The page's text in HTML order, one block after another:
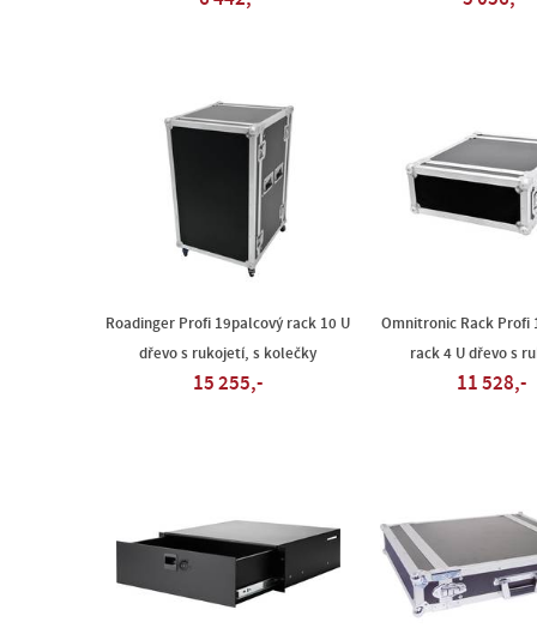
Roadinger Profi 19palcový rack 10 U
dřevo s rukojetí, s kolečky
15 255,-
Omnitronic Rack Profi
rack 4 U dřevo s
11 528,-